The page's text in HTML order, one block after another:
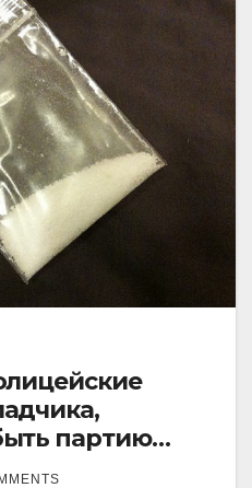
партию